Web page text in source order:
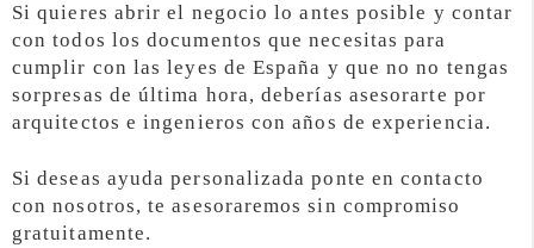
Si quieres abrir el negocio lo antes posible y contar
con todos los documentos que necesitas para
cumplir con las leyes de España y que no no tengas
sorpresas de última hora, deberías asesorarte por
arquitectos e ingenieros con años de experiencia.
Si deseas ayuda personalizada ponte en contacto
con nosotros, te asesoraremos sin compromiso
gratuitamente.